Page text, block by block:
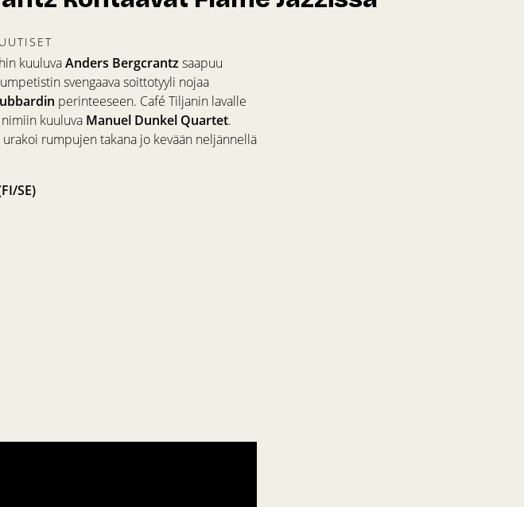
UUTISET
kuuluvaAnders Bergcrantz saapuu
svengaava soittotyyli nojaa
perinteeseen. Café Tiljanin lavalle
kuuluva Manuel Dunkel Quartet.
urakoi rumpujen takana jo kevään neljännellä
SE)